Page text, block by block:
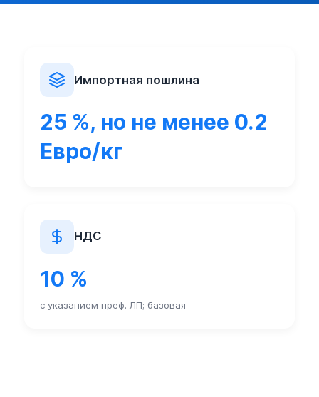
Импортная пошлина
25 %, но не менее 0.2
Евро/кг
НДС
10 %
с указанием преф. ЛП; базовая